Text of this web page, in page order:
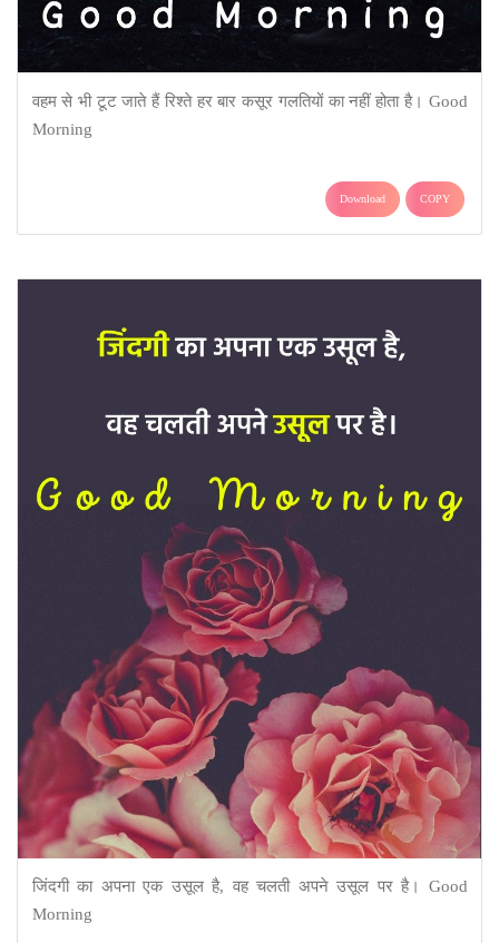
वहम से भी टूट जाते हैं रिश्ते हर बार कसूर गलतियों का नहीं होता है। Good
Morning
Download COPY
जिंदगी का अपना एक उसूल है, वह चलती अपने उसूल पर है। Good
Morning